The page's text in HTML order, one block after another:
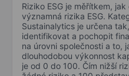
Riziko ESG je měřítkem,
významná rizika ESG.
Sustainalytics je určena
identifikovat a pochopit
na úrovni společnosti a to,
dlouhodobou výkonnost
je od 0 do 100. Čím nižší